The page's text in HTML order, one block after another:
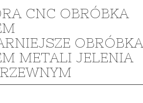
CNC OBRÓBKA
OBRÓBKA
METALI JELENIA